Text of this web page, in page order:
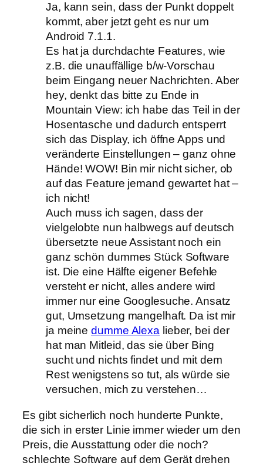
Ja, kann sein, dass der Punkt doppelt
kommt, aber jetzt geht es nur um
Android 7.1.1.
Es hat ja durchdachte Features, wie
z.B. die unauffällige b/w-Vorschau
beim Eingang neuer Nachrichten. Aber
hey, denkt das bitte zu Ende in
Mountain View: ich habe das Teil in der
Hosentasche und dadurch entsperrt
sich das Display, ich öffne Apps und
veränderte Einstellungen – ganz ohne
Hände! WOW! Bin mir nicht sicher, ob
auf das Feature jemand gewartet hat –
ich nicht!
Auch muss ich sagen, dass der
vielgelobte nun halbwegs auf deutsch
übersetzte neue Assistant noch ein
ganz schön dummes Stück Software
ist. Die eine Hälfte eigener Befehle
versteht er nicht, alles andere wird
immer nur eine Googlesuche. Ansatz
gut, Umsetzung mangelhaft. Da ist mir
ja meinedumme Alexa lieber, bei der
hat man Mitleid, das sie über Bing
sucht und nichts findet und mit dem
Rest wenigstens so tut, als würde sie
versuchen, mich zu verstehen…
Es gibt sicherlich noch hunderte Punkte,
die sich in erster Linie immer wieder um den
Preis, die Ausstattung oder die noch?
schlechte Software auf dem Gerät drehen